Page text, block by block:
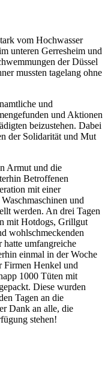
vom Hochwasser
unteren Gerresheim und
der Düssel
mussten tagelang ohne
und
und Aktionen
beizustehen. Dabei
der Solidarität und Mut
Armut und die
Betroffenen
mit einer
und
werden. An drei Tagen
mit Hotdogs, Grillgut
wohlschmeckenden
hatte umfangreiche
einmal in der Woche
Firmen Henkel und
1000 Tüten mit
Diese wurden
Tagen an die
Dank an alle, die
stehen!